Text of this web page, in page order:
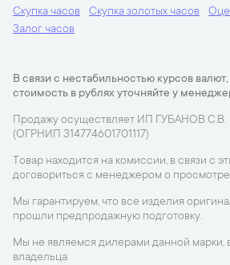
Скупка часов Скупка золотых часов
Залог часов
В связи с нестабильностью курсов
стоимость в рублях уточняйте у
Продажу осуществляет ИП ГУБАНОВ С.В.
(ОГРНИП 314774601701117)
Товар находится на комиссии, в связи с
договориться с менеджером о
Мы гарантируем, что все изделия
прошли предпродажную подготовку.
Мы не являемся дилерами данной марки,
владельца.